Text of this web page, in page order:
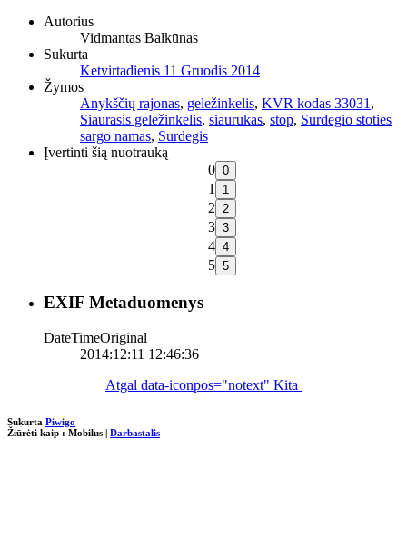
Autorius
Vidmantas Balkūnas
Sukurta
Ketvirtadienis 11 Gruodis 2014
Žymos
Anykščių rajonas, geležinkelis, KVR kodas 33031 ,
Siaurasis geležinkelis, siaurukas, stop, Surdegio stoties
sargo namas, Surdegis
Įvertinti šią nuotrauką
0
1
2
3
4
5
EXIF Metaduomenys
DateTimeOriginal
2014:12:11 12:46:36
Atgal data-iconpos="notext" Kita
Sukurta Piwigo
Žiūrėti kaip : Mobilus | Darbastalis